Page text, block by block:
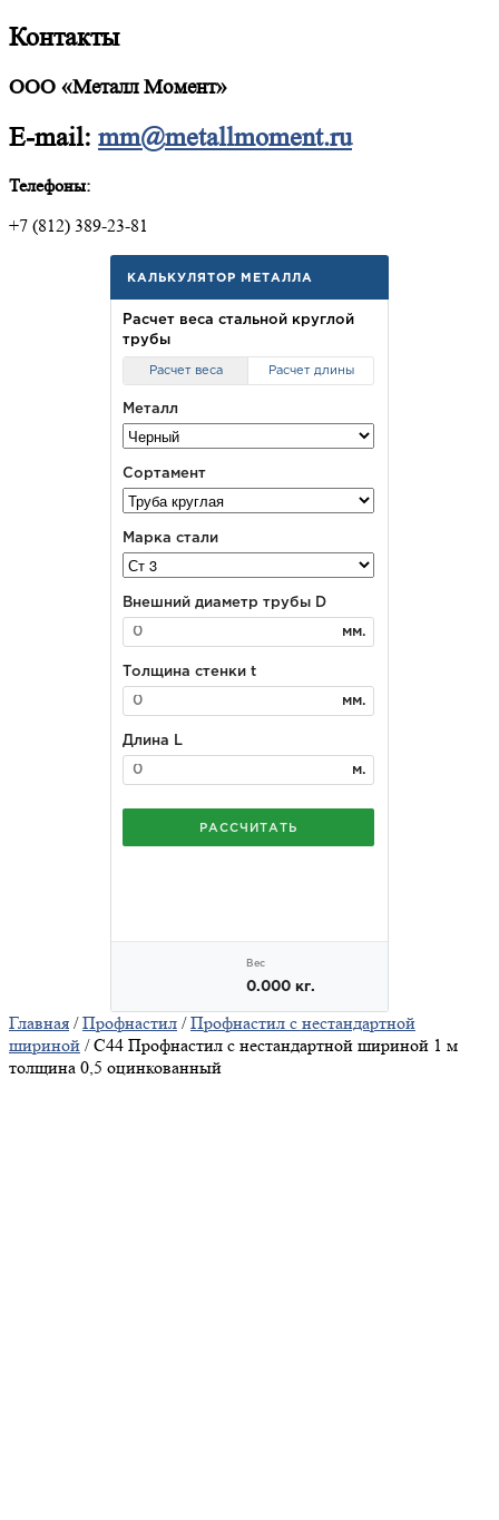
Контакты
ООО «Металл Момент»
E-mail: mm@metallmoment.ru
Телефоны:
+7 (812) 389-23-81
Главная /Профнастил /Профнастил с нестандартной
шириной / С44 Профнастил с нестандартной шириной 1 м
толщина 0,5 оцинкованный